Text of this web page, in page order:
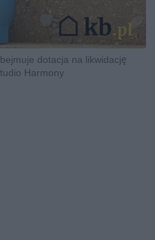
dotacja na likwidację
Harmony